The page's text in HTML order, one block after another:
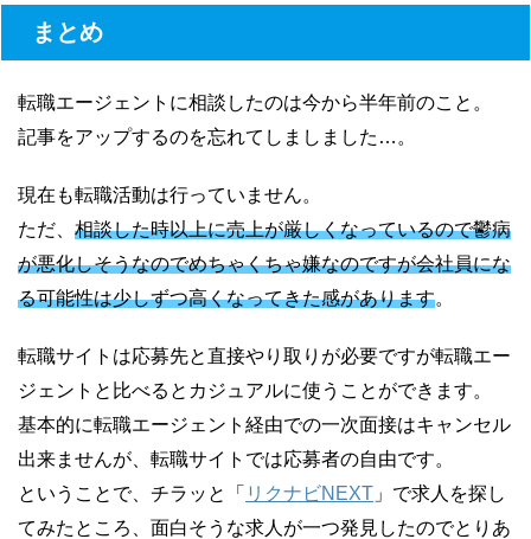
まとめ
転職エージェントに相談したのは今から半年前のこと。
記事をアップするのを忘れてしましました…。
現在も転職活動は行っていません。
ただ、 相談した時以上に売上が厳しくなっているので鬱病
が悪化しそうなのでめちゃくちゃ嫌なのですが会社員にな
る可能性は少しずつ高くなってきた感があります。
転職サイトは応募先と直接やり取りが必要ですが転職エー
ジェントと比べるとカジュアルに使うことができます。
基本的に転職エージェント経由での一次面接はキャンセル
出来ませんが、転職サイトでは応募者の自由です。
ということで、チラッと「 リクナビNEXT 」で求人を探し
てみたところ、面白そうな求人が一つ発見したのでとりあ